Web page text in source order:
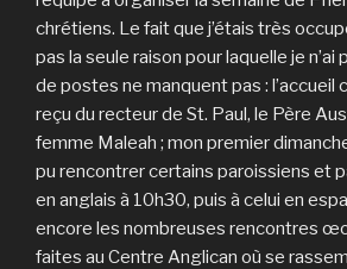
chrétiens. Le fait que j’étais très
pas la seule raison pour laquelle je
de postes ne manquent pas : l’accueil
reçu du recteur de St. Paul, le Père
femme Maleah ; mon premier dimanche
pu rencontrer certains paroissiens et
en anglais à 10h30, puis à celui en
encore les nombreuses rencontres
faites au Centre Anglican où se